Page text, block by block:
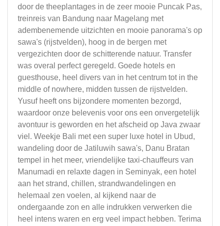
door de theeplantages in de zeer mooie Puncak Pas,
treinreis van Bandung naar Magelang met
adembenemende uitzichten en mooie panorama's op
sawa's (rijstvelden), hoog in de bergen met
vergezichten door de schitterende natuur. Transfer
was overal perfect geregeld. Goede hotels en
guesthouse, heel divers van in het centrum tot in the
middle of nowhere, midden tussen de rijstvelden.
Yusuf heeft ons bijzondere momenten bezorgd,
waardoor onze belevenis voor ons een onvergetelijk
avontuur is geworden en het afscheid op Java zwaar
viel. Weekje Bali met een super luxe hotel in Ubud,
wandeling door de Jatiluwih sawa's, Danu Bratan
tempel in het meer, vriendelijke taxi-chauffeurs van
Manumadi en relaxte dagen in Seminyak, een hotel
aan het strand, chillen, strandwandelingen en
helemaal zen voelen, al kijkend naar de
ondergaande zon en alle indrukken verwerken die
heel intens waren en erg veel impact hebben. Terima